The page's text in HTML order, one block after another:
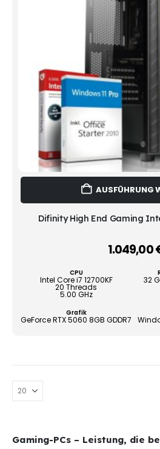
AUSFÜHRUNG
Difinity High End Gaming
1.049,00
CPU
Intel Core i7 12700KF
20 Threads
5.00 GHz
32
Grafik
GeForce RTX 5060 8GB GDDR7
Gaming-PCs – Leistung, die